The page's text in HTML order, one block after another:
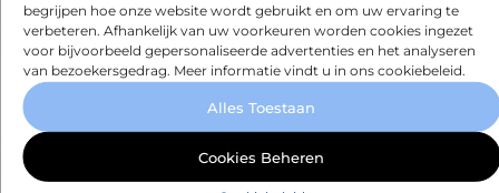
begrijpen hoe onze website wordt gebruikt en om uw ervaring te
verbeteren. Afhankelijk van uw voorkeuren worden cookies ingezet
voor bijvoorbeeld gepersonaliseerde advertenties en het analyseren
van bezoekersgedrag. Meer informatie vindt u in ons cookiebeleid.
Alles Toestaan
Cookies Beheren